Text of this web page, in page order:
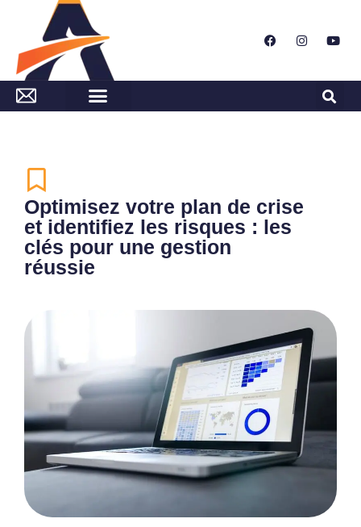
Optimisez votre plan de crise
et identifiez les risques : les
clés pour une gestion
réussie